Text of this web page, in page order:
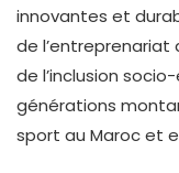
innovantes et
de l’entreprenariat
de l’inclusion
générations
sport au Maroc et